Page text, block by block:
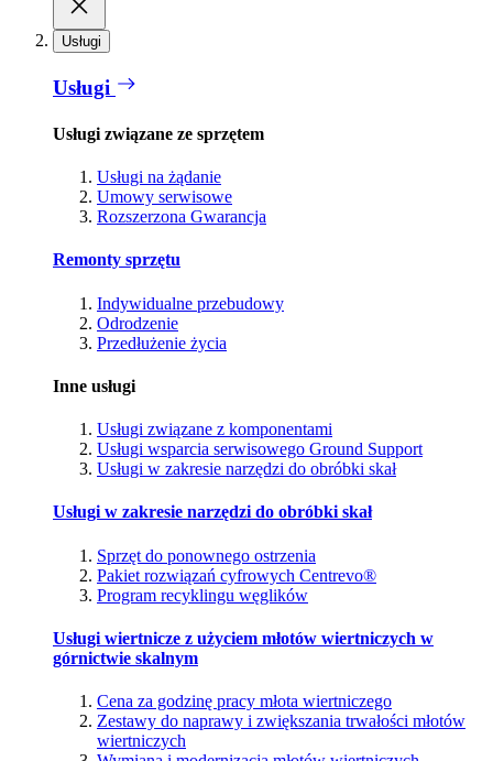
Usługi
Usługi
Usługi związane ze sprzętem
Usługi na żądanie
Umowy serwisowe
Rozszerzona Gwarancja
Remonty sprzętu
Indywidualne przebudowy
Odrodzenie
Przedłużenie życia
Inne usługi
Usługi związane z komponentami
Usługi wsparcia serwisowego Ground Support
Usługi w zakresie narzędzi do obróbki skał
Usługi w zakresie narzędzi do obróbki skał
Sprzęt do ponownego ostrzenia
Pakiet rozwiązań cyfrowych Centrevo®
Program recyklingu węglików
Usługi wiertnicze z użyciem młotów wiertniczych w
górnictwie skalnym
Cena za godzinę pracy młota wiertniczego
Zestawy do naprawy i zwiększania trwałości młotów
wiertniczych